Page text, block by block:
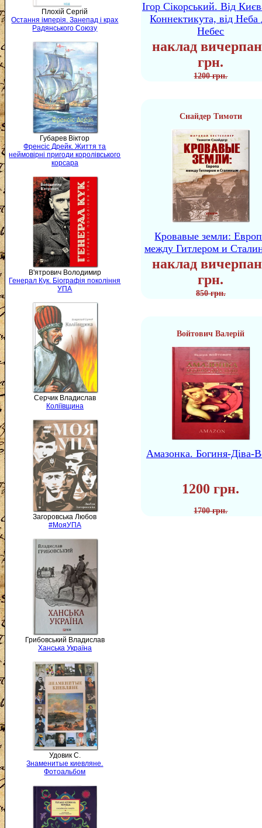
Плохій Сергій
Остання імперія. Занепад і крах
Радянського Союзу
Губарев Віктор
Френсіс Дрейк. Життя та
неймовірні пригоди королівського
корсара
В'ятрович Володимир
Генерал Кук. Біографія покоління
УПА
Серчик Владислав
Коліївщина
Загоровська Любов
#МояУПА
Грибовський Владислав
Ханська Україна
Удовик С.
Знаменитые киевляне.
Фотоальбом
Ігор Сікорський. Від
Коннектикута, від Неба
Небес
наклад
грн.
1200 грн.
Снайдер Тимоти
Кровавые земли:
между Гитлером и
наклад
грн.
850 грн.
Войтович Валерій
Амазонка. Богиня-Діва-
1200 грн.
1700 грн.